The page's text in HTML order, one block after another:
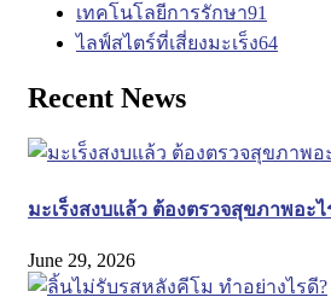
เทคโนโลยีการรักษา91
ไลฟ์สไตร์ที่เสี่ยงมะเร็ง64
Recent News
มะเร็งสงบแล้ว ต้องตรวจสุขภาพอะไ
June 29, 2026